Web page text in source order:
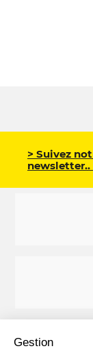
Gestion
> Suivez
newsletter..